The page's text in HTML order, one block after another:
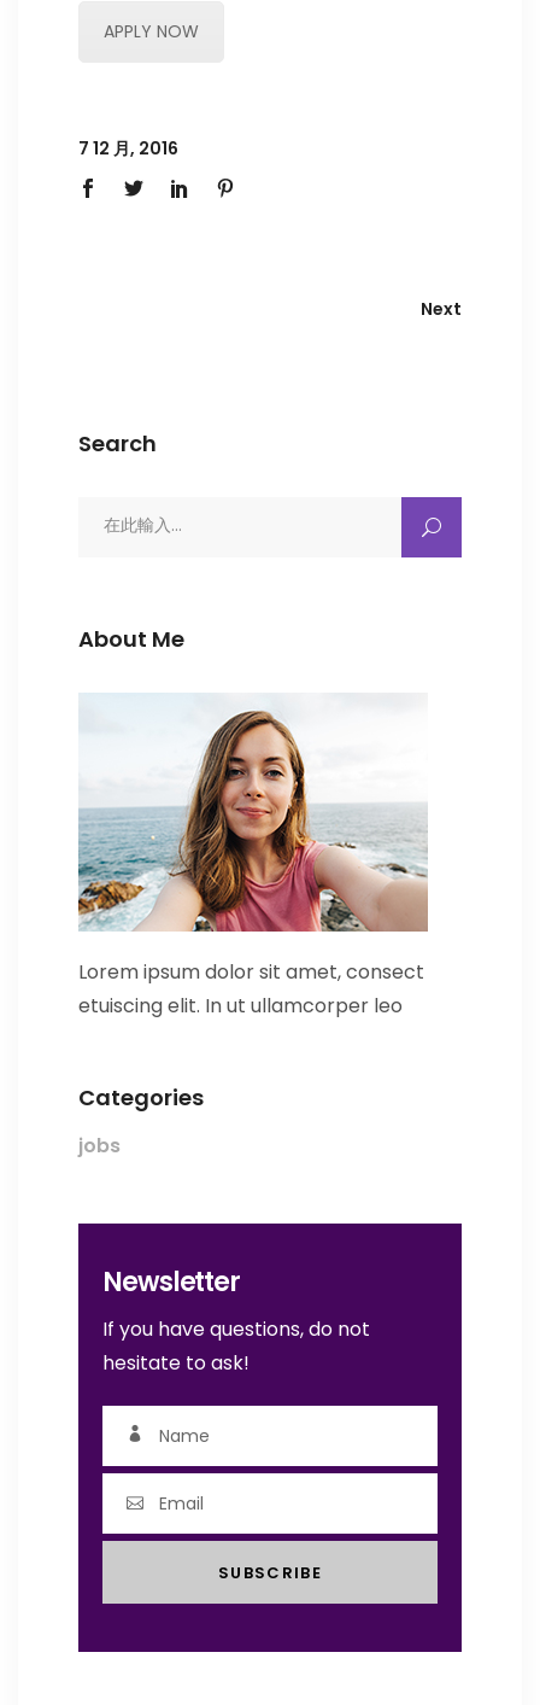
APPLY NOW
7 12 月, 2016
Next
Search
Search
About Me
Lorem ipsum dolor sit amet, consect
etuiscing elit. In ut ullamcorper leo
Categories
jobs
Newsletter
If you have questions, do not
hesitate to ask!